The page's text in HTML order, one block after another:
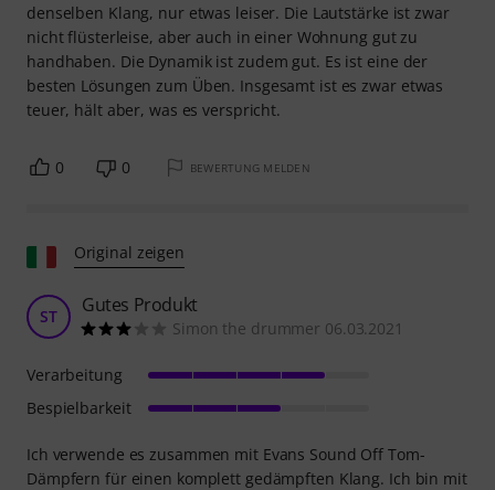
denselben Klang, nur etwas leiser. Die Lautstärke ist zwar
nicht flüsterleise, aber auch in einer Wohnung gut zu
handhaben. Die Dynamik ist zudem gut. Es ist eine der
besten Lösungen zum Üben. Insgesamt ist es zwar etwas
teuer, hält aber, was es verspricht.
0 0 BEWERTUNG MELDEN
Original zeigen
ST Gutes Produkt
Simon the drummer 06.03.2021
Ich verwende es zusammen mit Evans Sound Off Tom-
Dämpfern für einen komplett gedämpften Klang. Ich bin mit
Verarbeitung
Bespielbarkeit